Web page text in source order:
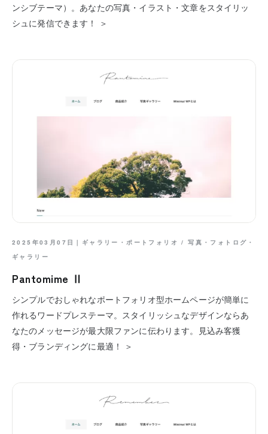
ンシブテーマ）。あなたの写真・イラスト・文章をスタイリッ
シュに発信できます！ ＞
2025年03月07日｜ ギャラリー・ポートフォリオ /写真・フォトログ・
ギャラリー
Pantomime Ⅱ
シンプルでおしゃれなポートフォリオ型ホームページが簡単に
作れるワードプレステーマ。スタイリッシュなデザインならあ
なたのメッセージが最大限ファンに伝わります。見込み客獲
得・ブランディングに最適！ ＞